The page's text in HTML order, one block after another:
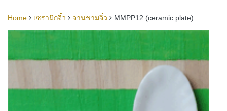
Home เซรามิกจิ๋ว จานชามจิ๋ว MMPP12 (ceramic plate)